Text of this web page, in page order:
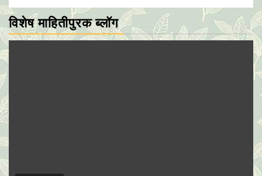
विशेष माहितीपुरक ब्लॉग